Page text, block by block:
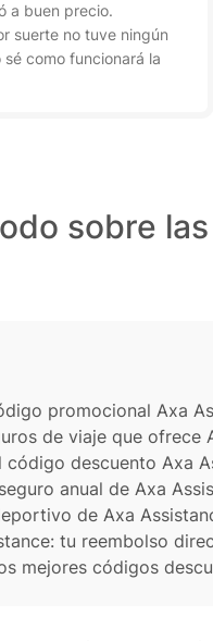
a buen precio.
suerte no tuve ningún
como funcionará la
sobre
promocional Axa
de viaje que ofrece
código descuento Axa
anual de Axa
de Axa
tu reembolso
mejores códigos